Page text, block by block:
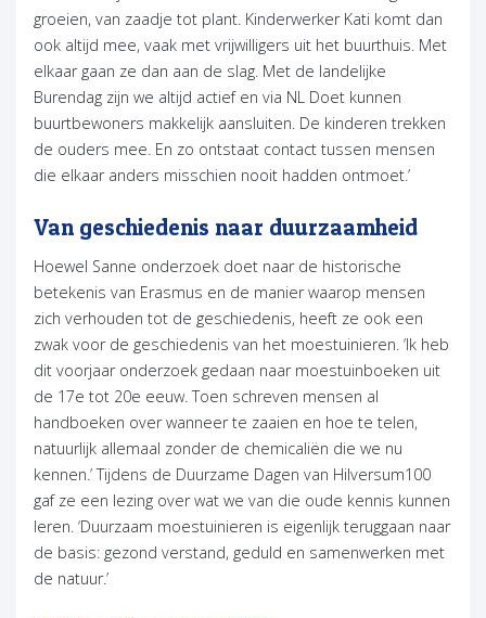
groeien, van zaadje tot plant. Kinderwerker Kati komt dan
ook altijd mee, vaak met vrijwilligers uit het buurthuis. Met
elkaar gaan ze dan aan de slag. Met de landelijke
Burendag zijn we altijd actief en via NL Doet kunnen
buurtbewoners makkelijk aansluiten. De kinderen trekken
de ouders mee. En zo ontstaat contact tussen mensen
die elkaar anders misschien nooit hadden ontmoet.’
Van geschiedenis naar duurzaamheid
Hoewel Sanne onderzoek doet naar de historische
betekenis van Erasmus en de manier waarop mensen
zich verhouden tot de geschiedenis, heeft ze ook een
zwak voor de geschiedenis van het moestuinieren. ‘Ik heb
dit voorjaar onderzoek gedaan naar moestuinboeken uit
de 17e tot 20e eeuw. Toen schreven mensen al
handboeken over wanneer te zaaien en hoe te telen,
natuurlijk allemaal zonder de chemicaliën die we nu
kennen.’ Tijdens de Duurzame Dagen van Hilversum100
gaf ze een lezing over wat we van die oude kennis kunnen
leren. ‘Duurzaam moestuinieren is eigenlijk teruggaan naar
de basis: gezond verstand, geduld en samenwerken met
de natuur.’